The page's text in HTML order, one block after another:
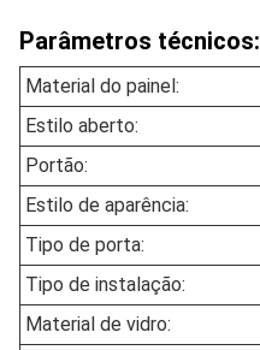
Parâmetros técnicos:
Material do painel:
Estilo aberto:
Portão:
Estilo de aparência:
Tipo de porta:
Tipo de instalação:
Material de vidro: